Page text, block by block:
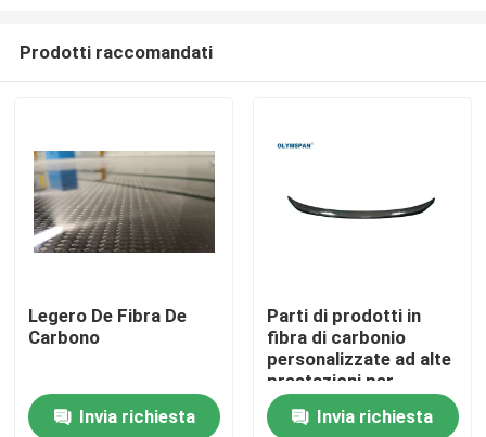
Casa.
Prodotti raccomandati
Legero De Fibra De
Carbono
Invia richiesta
Parti di prodotti in
fibra di carbonio
personalizzate ad alte
prestazioni per
l'industria medica e
automobilistica
Invia richiesta